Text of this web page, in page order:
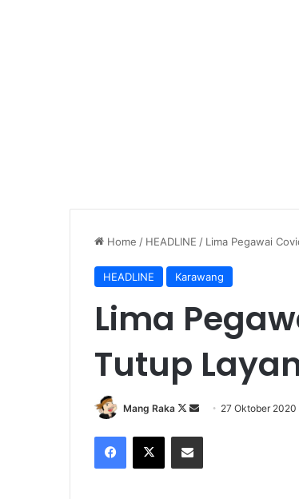
Home / HEADLINE / Lima Pegawai
HEADLINE Karawang
Lima
Tutup
Mang Raka
Follow
X
Send 27 Oktober 2020
Facebook
X Share via Email